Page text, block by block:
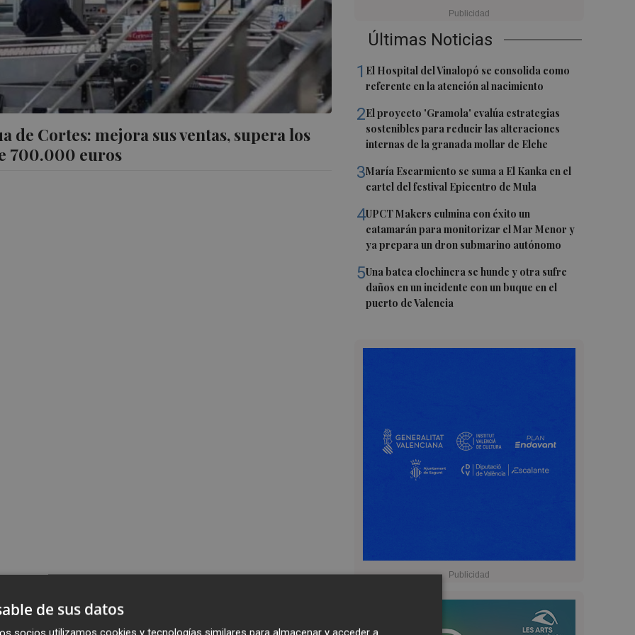
Cortes: mejora sus ventas, supera los
700.000 euros
Últimas Noticias
1 El Hospital del Vinalopó se consolida como
referente en la atención al nacimiento
2El proyecto 'Gramola' evalúa estrategias
sostenibles para reducir las alteraciones
internas de la granada mollar de Elche
3María Escarmiento se suma a El Kanka en el
cartel del festival Epicentro de Mula
4UPCT Makers culmina con éxito un
catamarán para monitorizar el Mar Menor y
ya prepara un dron submarino autónomo
5Una batea clochinera se hunde y otra sufre
daños en un incidente con un buque en el
puerto de Valencia
de sus datos